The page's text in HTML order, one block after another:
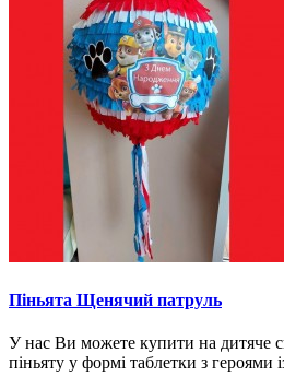
Піньята Щенячий патруль
У нас Ви можете купити на дитяче
піньяту у формі таблетки з героями